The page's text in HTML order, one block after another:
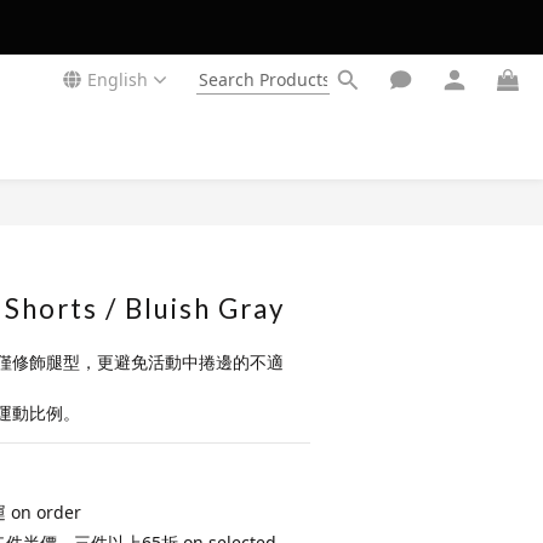
English
/ Bluish Gray
修飾腿型，更避免活動中捲邊的不適
比例。
on order